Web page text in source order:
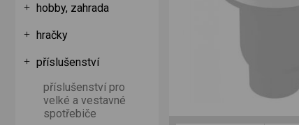
hobby, zahrada
hračky
příslušenství
příslušenství pro
velké a vestavné
spotřebiče